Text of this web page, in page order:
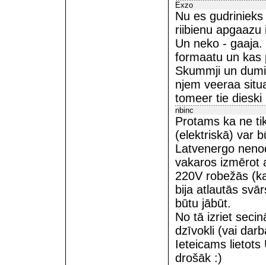
Exzo
Nu es
riibienu
Un neko -
formaatu un kas
Skummji un
njem veeraa
tomeer tie
nbinc
Protams ka ne
(elektriskā) var
Latvenergo
vakaros izmērot
220V robežās
bija atlautās
būtu jābūt.
No tā izriet
dzīvokli (vai
Ieteicams lietots
drošāk :)